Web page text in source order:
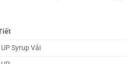
UP Syrup Vải